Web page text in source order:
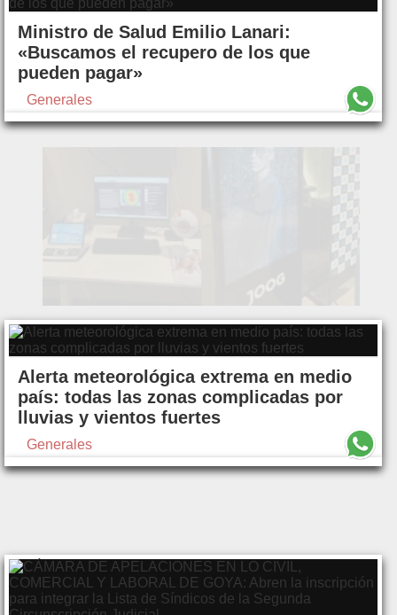
Ministro de Salud Emilio Lanari:
«Buscamos el recupero de los que
pueden pagar»
Generales
Alerta meteorológica extrema en medio
país: todas las zonas complicadas por
lluvias y vientos fuertes
Generales